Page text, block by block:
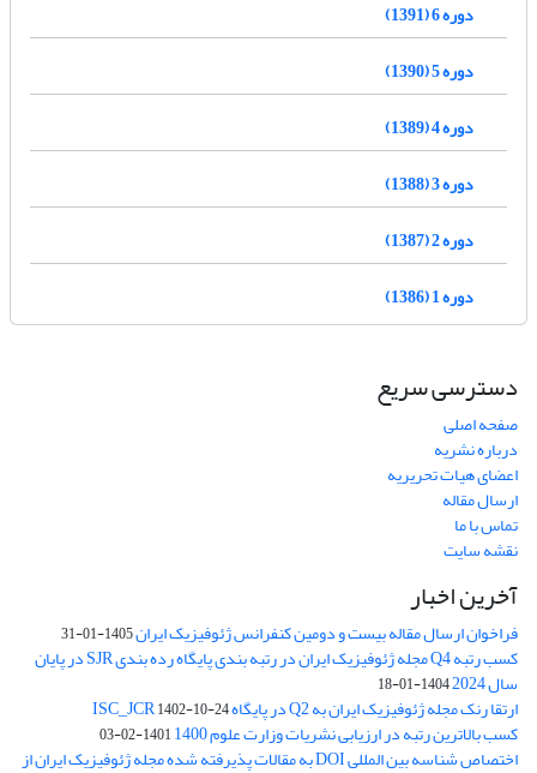
دوره 6 (1391)
دوره 5 (1390)
دوره 4 (1389)
دوره 3 (1388)
دوره 2 (1387)
دوره 1 (1386)
دسترسی سریع
صفحه اصلی
درباره نشریه
اعضای هیات تحریریه
ارسال مقاله
تماس با ما
نقشه سایت
آخرین اخبار
فراخوان ارسال مقاله بیست و دومین کنفرانس ژئوفیزیک ایران1405-01-31
کسب رتبه Q4 مجله ژئوفیزیک ایران در رتبه بندی پایگاه رده بندی SJR در پایان
سال 2024 1404-01-18
ارتقا رنک مجله ژئوفیزیک ایران به Q2 در پایگاه ISC_JCR 1402-10-24
کسب بالاترین رتبه در ارزیابی نشریات وزارت علوم 1400 1401-02-03
اختصاص شناسه بین المللی DOI به مقالات پذیرفته شده مجله ژئوفیزیک ایران از